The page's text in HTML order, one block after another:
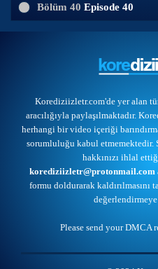
Bölüm 40 Episode 40
Korediziizletr.com'de yer alan
aracılığıyla paylaşılmaktadır.
herhangi bir video içeriği
sorumluluğu kabul
hakkınızı ihlal
korediziizletr@protonmail.com
formu doldurarak kaldırılmasını
değerlendirmeye
Please send your DMCA